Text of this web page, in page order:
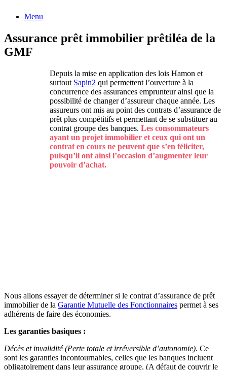
Menu
Assurance prêt immobilier prêtiléa de la
GMF
Depuis la mise en application des lois Hamon et
surtout Sapin2 qui permettent l’ouverture à la
concurrence des assurances emprunteur ainsi que la
possibilité de changer d’assureur chaque année. Les
assureurs ont mis au point des contrats d’assurance de
prêt plus compétitifs et permettant de se substituer au
contrat groupe des banques. Les consommateurs
ayant un projet immobilier et ceux qui ont un
contrat en cours ne peuvent que s’en féliciter,
puisqu’il ont ainsi l’occasion d’augmenter leur
pouvoir d’achat.
Nous allons essayer de déterminer si le contrat d’assurance de prêt
immobilier de la Garantie Mutuelle des Fonctionnaires permet à ses
adhérents de faire des économies.
Les garanties basiques :
Décès et invalidité (Perte totale et irréversible d’autonomie). Ce
sont les garanties incontournables, celles que les banques incluent
obligatoirement dans leur assurance groupe. (A défaut de couvrir le